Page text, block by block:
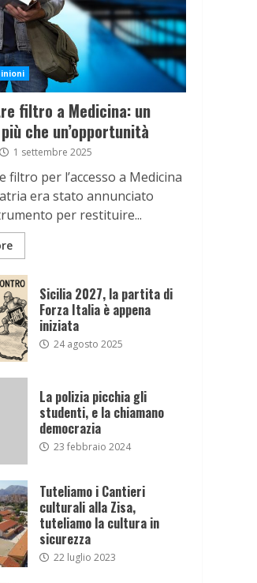
filtro a Medicina: un
che un’opportunità
1 settembre 2025
filtro per l’accesso a Medicina
era stato annunciato
per restituire...
Sicilia 2027, la partita di
Forza Italia è appena
iniziata
24 agosto 2025
La polizia picchia gli
studenti, e la chiamano
democrazia
23 febbraio 2024
Tuteliamo i Cantieri
culturali alla Zisa,
tuteliamo la cultura in
sicurezza
22 luglio 2023